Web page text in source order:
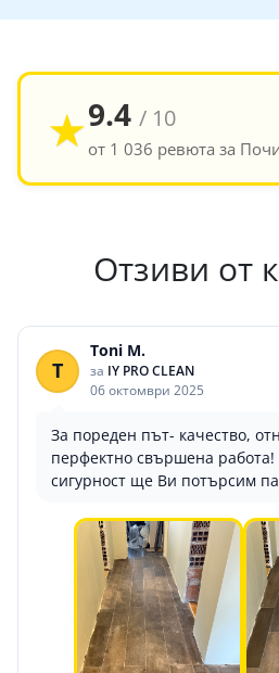
★9.4 / 10
от 1 036 ревюта за
Отзиви от
T
Toni M.
за IY PRO CLEAN
06 октомври 2025
За пореден път- качество,
перфектно свършена работа!
сигурност ще Ви потърсим